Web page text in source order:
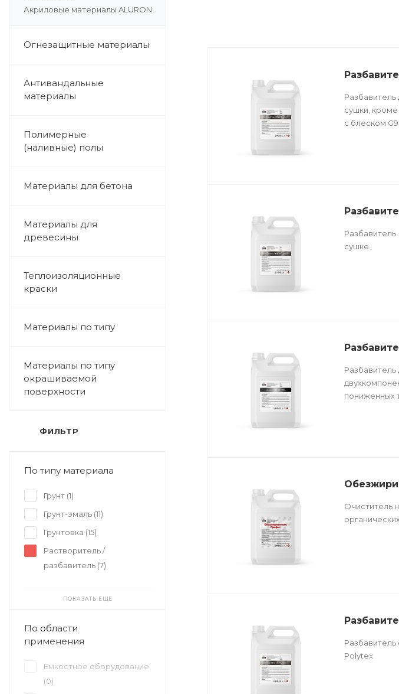
Акриловые материалы ALURON
Огнезащитные материалы
Антивандальные
материалы
Полимерные
(наливные) полы
Материалы для бетона
Материалы для
древесины
Теплоизоляционные
краски
Материалы по типу
Материалы по типу
окрашиваемой
поверхности
ФИЛЬТР
По типу материала
Грунт (1)
Грунт-эмаль (11)
Грунтовка (15)
Растворитель /
разбавитель (7)
ПОКАЗАТЬ ЕЩЕ
По области
применения
Емкостное оборудование
(0)
Разбавитель
сушки,
с блеском
Разбавитель
сушке.
пониженных
Очиститель
Polytex